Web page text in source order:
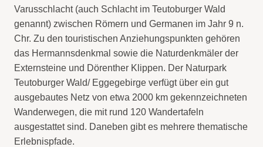
Varusschlacht (auch Schlacht im Teutoburger Wald
genannt) zwischen Römern und Germanen im Jahr 9 n.
Chr. Zu den touristischen Anziehungspunkten gehören
das Hermannsdenkmal sowie die Naturdenkmäler der
Externsteine und Dörenther Klippen. Der Naturpark
Teutoburger Wald/ Eggegebirge verfügt über ein gut
ausgebautes Netz von etwa 2000 km gekennzeichneten
Wanderwegen, die mit rund 120 Wandertafeln
ausgestattet sind. Daneben gibt es mehrere thematische
Erlebnispfade.